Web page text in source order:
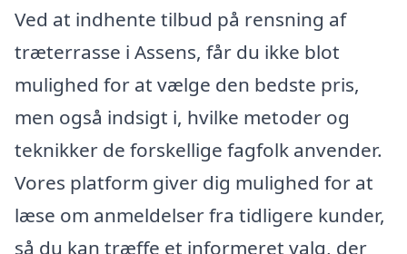
Ved at indhente tilbud på rensning af
træterrasse i Assens, får du ikke blot
mulighed for at vælge den bedste pris,
men også indsigt i, hvilke metoder og
teknikker de forskellige fagfolk anvender.
Vores platform giver dig mulighed for at
læse om anmeldelser fra tidligere kunder,
så du kan træffe et informeret valg, der